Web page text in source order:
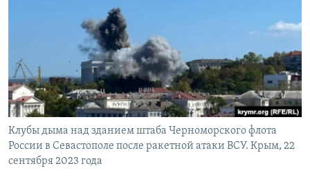
ПОБЕДИТЕЛЕЙ НЕ СУДЯТ?
КРЫМ.НЕПОКОРЕННЫЙ
УКРАИНСКАЯ ПРОБЛЕМА КРЫМА
Все сайты RFE/RL
Клубы дыма над зданием штаба Черноморского флота
России в Севастополе после ракетной атаки ВСУ. Крым, 22
сентября 2023 года